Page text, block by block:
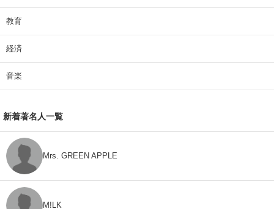
教育
経済
音楽
新着著名人一覧
Mrs. GREEN APPLE
M!LK